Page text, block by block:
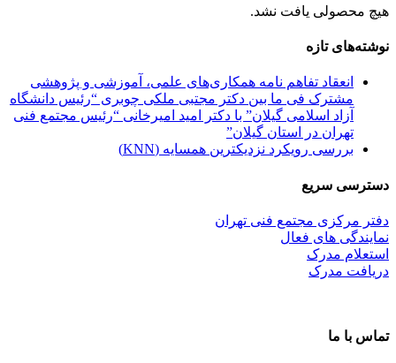
هیچ محصولی یافت نشد.
نوشته‌های تازه
انعقاد تفاهم نامه همکاری‌های علمی، آموزشی و پژوهشی
مشترک فی ما بین دکتر مجتبی ملکی چوبری “رئیس دانشگاه
آزاد اسلامی گیلان” با دکتر امید امیرخانی “رئیس مجتمع فنی
تهران در استان گیلان”
بررسی رویکرد نزدیکترین همسایه (KNN)
دسترسی سریع
دفتر مرکزی مجتمع فنی تهران
نمایندگی های فعال
استعلام مدرک
دریافت مدرک
تماس با ما